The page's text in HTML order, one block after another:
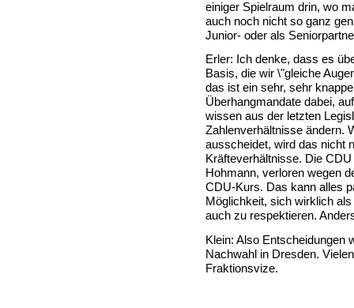
einiger Spielraum drin, wo
auch noch nicht so ganz
Junior- oder als
Erler: Ich denke, dass es
Basis, die wir \"gleiche
das ist ein sehr, sehr
Überhangmandate dabei,
wissen aus der letzten
Zahlenverhältnisse ändern.
ausscheidet, wird das nicht
Kräfteverhältnisse. Die
Hohmann, verloren wegen
CDU-Kurs. Das kann alles
Möglichkeit, sich wirklich
auch zu respektieren.
Klein: Also Entscheidungen
Nachwahl in Dresden.
Fraktionsvize.